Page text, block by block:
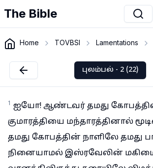
The Bible
Home TOVBSI Lamentations
புலம்பல் - 2 (22)
1 ஐயோ! ஆண்டவர் தமது
குமாரத்தியை மந்தாரத்தினால்
தமது கோபத்தின் நாளிலே தமது
நினையாமல் இஸ்ரவேலின்